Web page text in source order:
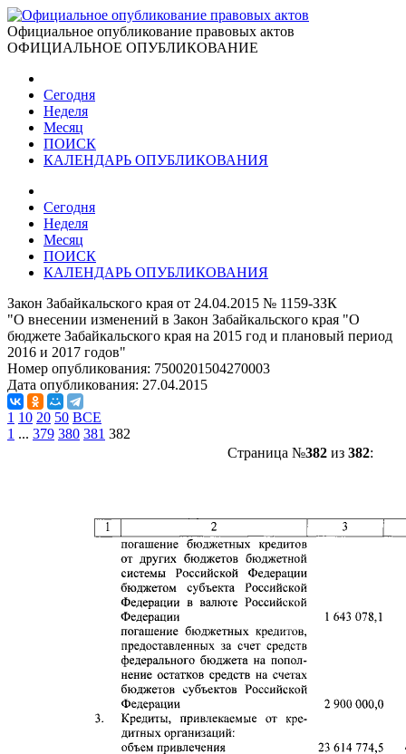
Официальное опубликование правовых актов
ОФИЦИАЛЬНОЕ ОПУБЛИКОВАНИЕ
Сегодня
Неделя
Месяц
ПОИСК
КАЛЕНДАРЬ ОПУБЛИКОВАНИЯ
Сегодня
Неделя
Месяц
ПОИСК
КАЛЕНДАРЬ ОПУБЛИКОВАНИЯ
Закон Забайкальского края от 24.04.2015 № 1159-ЗЗК
"О внесении изменений в Закон Забайкальского края "О
бюджете Забайкальского края на 2015 год и плановый период
2016 и 2017 годов"
Номер опубликования: 7500201504270003
Дата опубликования: 27.04.2015
1 10 20 50 ВСЕ
1 ... 379 380 381 382
Страница №382из 382: